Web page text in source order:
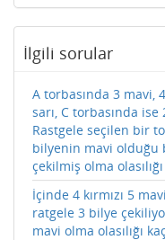
İlgili sorular
A torbasında 3 mavi,
sarı, C torbasında ise
Rastgele seçilen bir
bilyenin mavi olduğu
çekilmiş olma
İçinde 4 kırmızı 5
ratgele 3 bilye
mavi olma olasılığı